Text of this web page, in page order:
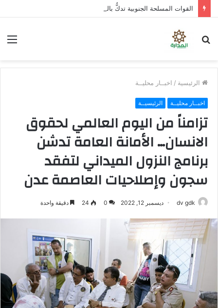
الرئيسية / اخبــار محليــة
اخبــار محليــة الرئيسيــة
تزامناً من اليوم العالمي لحقوق
الانسان… الأمانة العامة تدشن
برنامج النزول الميداني لتفقد
سجون وإصلاحيات العاصمة عدن
dv gdk ديسمبر 12, 2022 0
24 دقيقة واحدة